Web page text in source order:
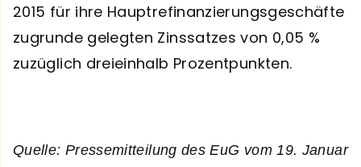
2015 für ihre Hauptrefinanzierungsgeschäfte
zugrunde gelegten Zinssatzes von 0,05 %
zuzüglich dreieinhalb Prozentpunkten.
Quelle: Pressemitteilung des EuG vom 19. Januar